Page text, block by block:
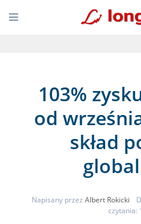
103%
od
skład
Napisany przez Albert Rokicki
czytania: